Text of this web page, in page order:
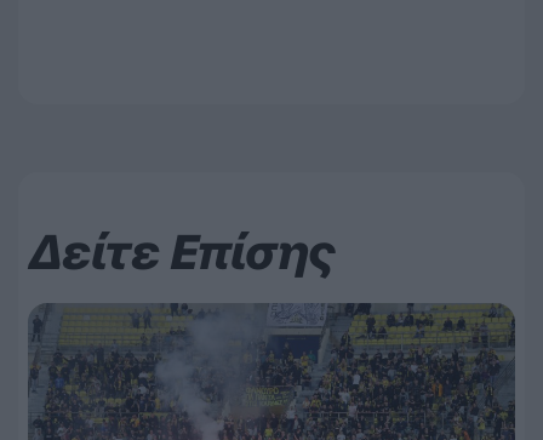
Δείτε Επίσης